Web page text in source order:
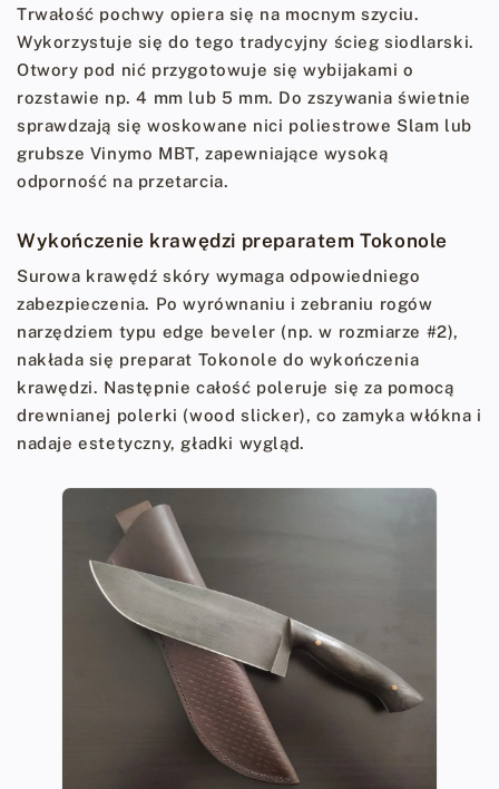
Trwałość pochwy opiera się na mocnym szyciu.
Wykorzystuje się do tego tradycyjny ścieg siodlarski.
Otwory pod nić przygotowuje się wybijakami o
rozstawie np. 4 mm lub 5 mm. Do zszywania świetnie
sprawdzają się woskowane nici poliestrowe Slam lub
grubsze Vinymo MBT, zapewniające wysoką
odporność na przetarcia.
Wykończenie krawędzi preparatem Tokonole
Surowa krawędź skóry wymaga odpowiedniego
zabezpieczenia. Po wyrównaniu i zebraniu rogów
narzędziem typu edge beveler (np. w rozmiarze #2),
nakłada się preparat Tokonole do wykończenia
krawędzi. Następnie całość poleruje się za pomocą
drewnianej polerki (wood slicker), co zamyka włókna i
nadaje estetyczny, gładki wygląd.